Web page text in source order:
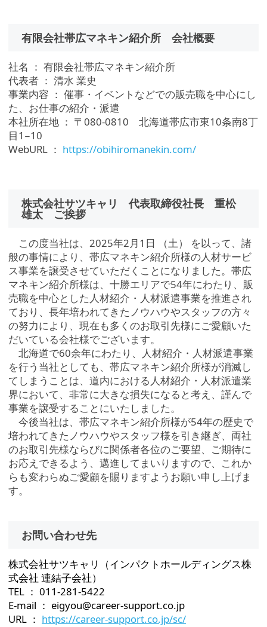
有限会社帯広マネキン紹介所 会社概要
社名 ： 有限会社帯広マネキン紹介所
代表者 ： 清水 業史
事業内容 ： 催事・イベントなどでの販売職を中心にし
た、お仕事の紹介・派遣
本社所在地 ： 〒080-0810 北海道帯広市東10条南8丁
目1−10
WebURL ： https://obihiromanekin.com/
株式会社サツキャリ 代表取締役社長 重松
雄太 ご挨拶
この度当社は、2025年2月1日 （土） を以って、諸
般の事情により、帯広マネキン紹介所様の人材サービ
ス事業を譲受させていただくことになりました。帯広
マネキン紹介所様は、十勝エリアで54年にわたり、販
売職を中心とした人材紹介・人材派遣事業を推進され
ており、長年培われてきたノウハウやスタッフの方々
の努力により、現在も多くのお取引先様にご愛顧いた
だいている会社様でございます。
北海道で60余年にわたり、人材紹介・人材派遣事業
を行う当社としても、帯広マネキン紹介所様が消滅し
てしまうことは、道内における人材紹介・人材派遣業
界において、非常に大きな損失になると考え、謹んで
事業を譲受することにいたしました。
今後当社は、帯広マネキン紹介所様が54年の歴史で
培われてきたノウハウやスタッフ様を引き継ぎ、両社
のお取引先様ならびに関係者各位のご要望、ご期待に
お応えできるよう、邁進してまいりますので、これか
らも変わらぬご愛顧を賜りますようお願い申し上げま
す。
お問い合わせ先
株式会社サツキャリ（インパクトホールディングス株
式会社 連結子会社）
TEL ： 011-281-5422
E-mail ： eigyou@career-support.co.jp
URL ： https://career-support.co.jp/sc/